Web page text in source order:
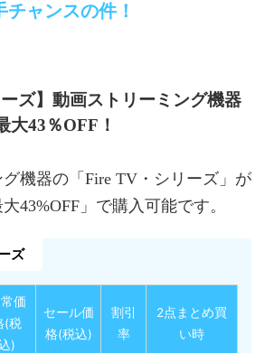
チャンスの件！
ズ】動画ストリーミング機器
大43％OFF！
機器の「Fire TV・シリーズ」が
43%OFF」で購入可能です。
ズ
価
(税
)
セール価
格(税込)
割引
率
2点まとめ買
い時